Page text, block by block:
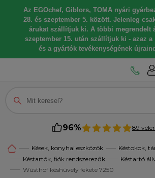
Az EGOchef, Giblors, TOMA nyári
28. és szeptember 5. között. Jelenleg
árukat szállítjuk ki. A többi megrendelt
szeptember 15. után szállítjuk ki - azaz a
és a gyártók tevékenységének
96% 89
Kések, konyhai eszközök
Késtokok,
Késtartók, fiók rendszerezők
Késtartó
Wüsthof késhüvely fekete 7250